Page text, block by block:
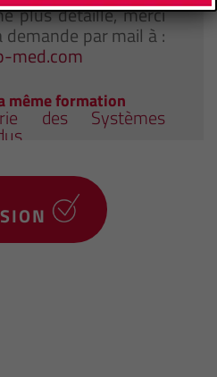
plus détaillé, merci
par mail à :
med.com
même formation
des Systèmes